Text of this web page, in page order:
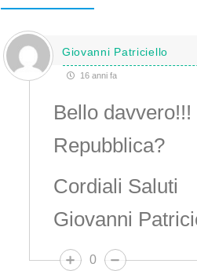
Giovanni Patriciello
16 anni fa
Bello
Repubblica?
Cordiali Saluti
Giovanni
0